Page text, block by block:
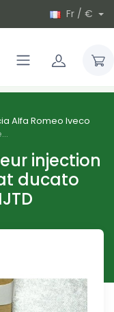
Fr / €
Alfa Romeo Iveco
injection
ducato